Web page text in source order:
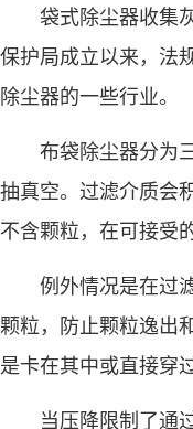
袋式除尘器收集灰
保护局成立以来，法
除尘器的一些行业。
布袋除尘器分为三
抽真空。过滤介质会
不含颗粒，在可接受
例外情况是在过滤
颗粒，防止颗粒逸出
是卡在其中或直接穿过
当压降限制了通过